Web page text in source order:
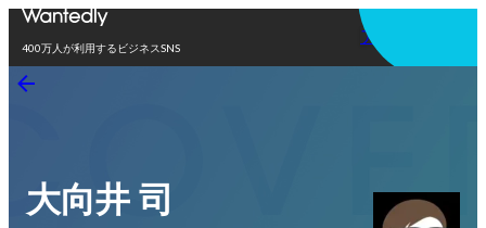
400万人が利用するビジネスSNS
アプリを使う
大向井 司